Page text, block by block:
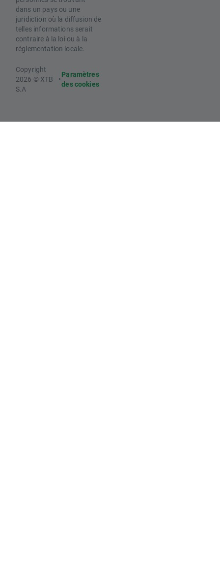
dans un pays ou une
juridiction où la diffusion de
telles informations serait
contraire à la loi ou à la
réglementation locale.
Copyright
2026 © XTB
S.A
•
Paramètres
des cookies